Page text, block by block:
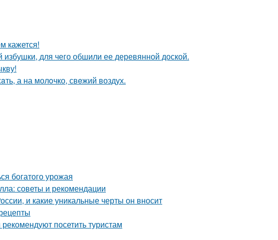
кажется!
для чего обшили ее деревянной доской.
а на молoчко, свeжий воздух.
богатого урожая
советы и рекомендации
и какие уникальные черты он вносит
посетить туристам